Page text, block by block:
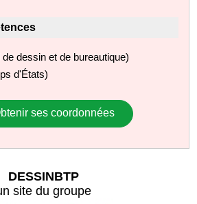
dessin et de bureautique)
d'États)
ses coordonnées
DESSINBTP
site du groupe